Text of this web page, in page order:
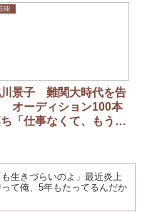
事件
能
景子 難関大時代を告
オーディション100本
「仕事なくて、もうし
生きづらいのよ」最近炎上
て俺、5年もたってるんだか